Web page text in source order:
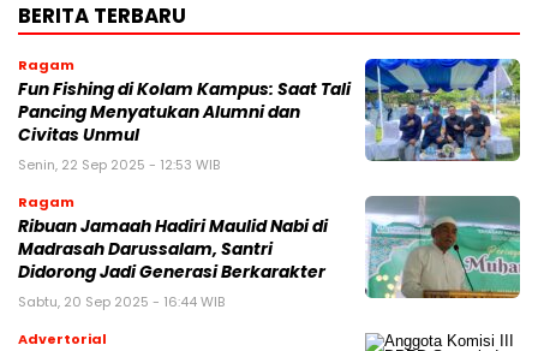
BERITA TERBARU
Ragam
Fun Fishing di Kolam Kampus: Saat Tali
Pancing Menyatukan Alumni dan
Civitas Unmul
Senin, 22 Sep 2025 - 12:53 WIB
Ragam
Ribuan Jamaah Hadiri Maulid Nabi di
Madrasah Darussalam, Santri
Didorong Jadi Generasi Berkarakter
Sabtu, 20 Sep 2025 - 16:44 WIB
Advertorial